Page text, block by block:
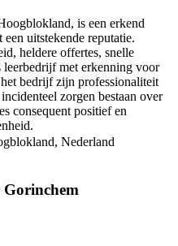
is een erkend
uitstekende reputatie.
heldere offertes, snelle
met erkenning voor
bedrijf zijn professionaliteit
zorgen bestaan over
consequent positief en
Nederland